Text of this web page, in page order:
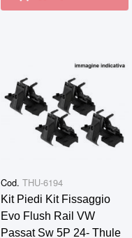
Cod. THU-6194
Kit Piedi Kit Fissaggio
Evo Flush Rail VW
Passat Sw 5P 24- Thule